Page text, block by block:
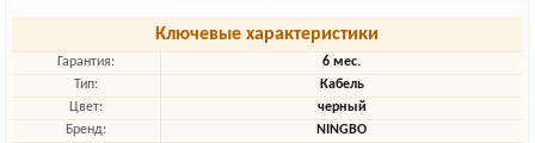
Ключевые характеристики
Гарантия:
6 мес.
Тип:
Кабель
Цвет:
черный
Бренд:
NINGBO